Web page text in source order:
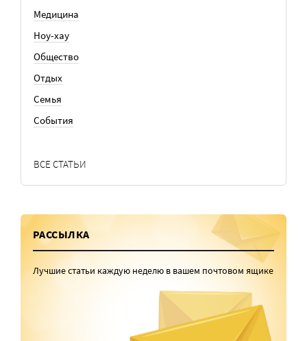
Медицина
Ноу-хау
Общество
Отдых
Семья
События
ВСЕ СТАТЬИ
РАССЫЛКА
Лучшие статьи каждую неделю в вашем почтовом ящике